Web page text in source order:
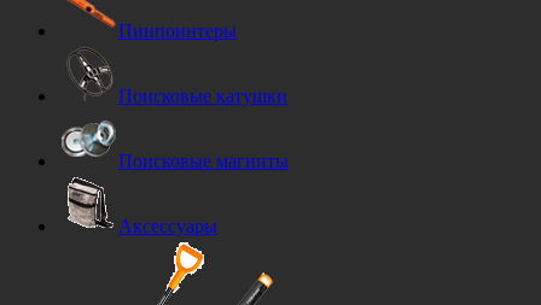
Пинпоинтеры
Поисковые катушки
Поисковые магниты
Аксессуары